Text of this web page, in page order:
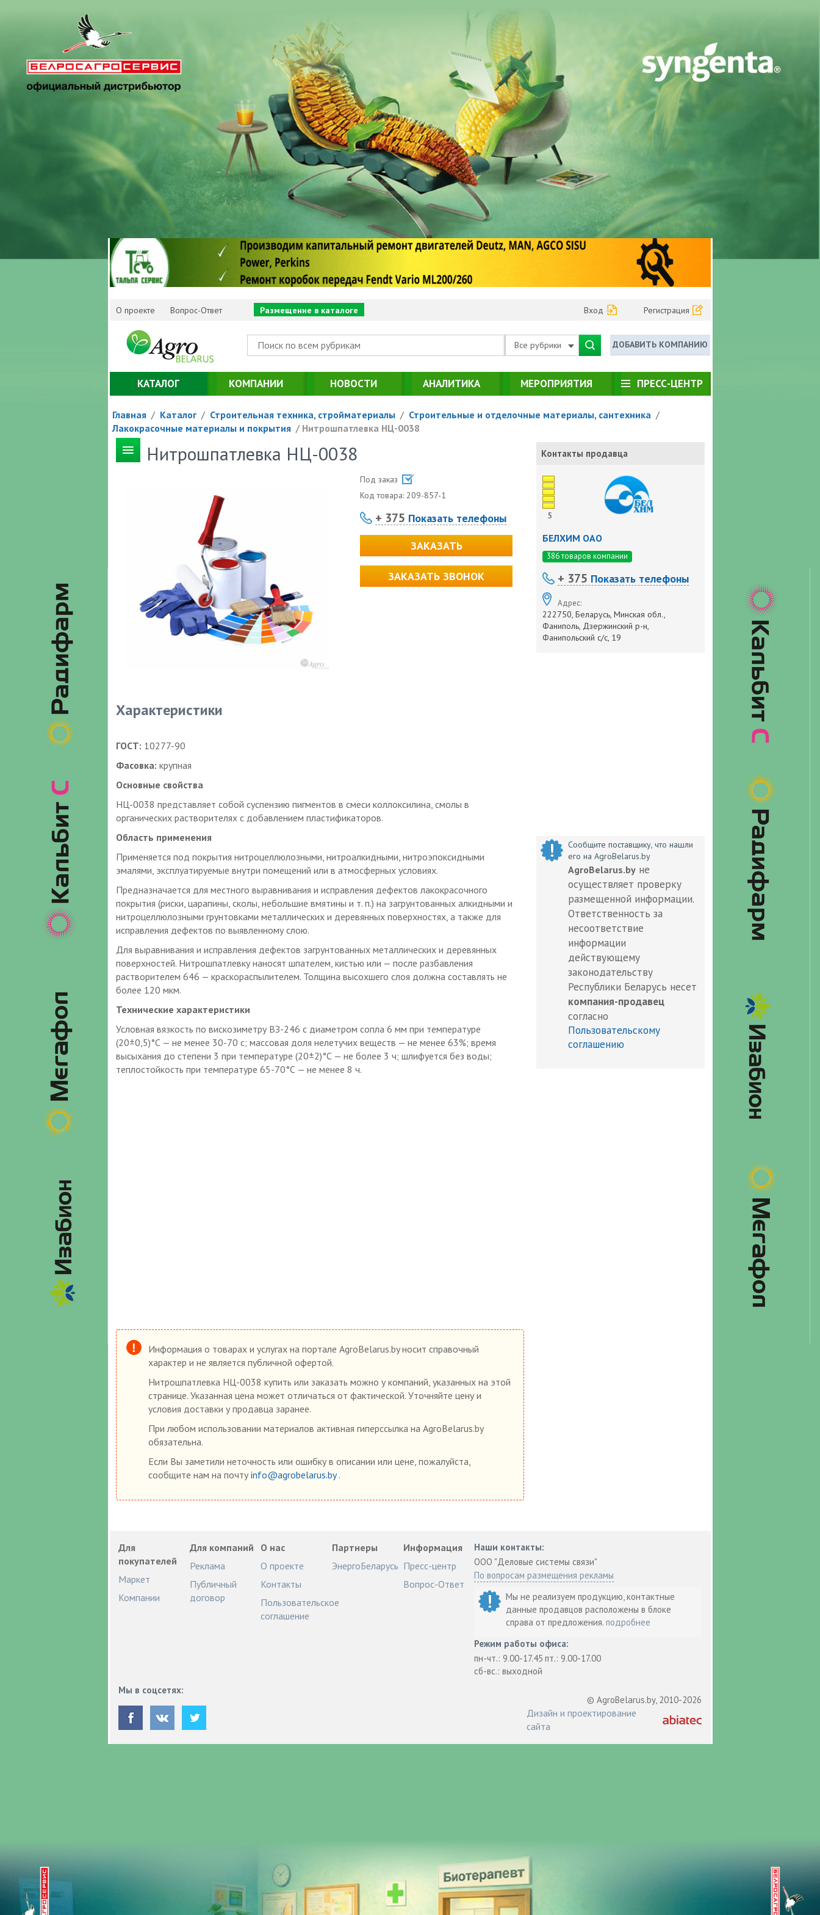
О проекте Вопрос-Ответ Размещение в каталоге Вход Регистрация
Все рубрики ДОБАВИТЬ КОМПАНИЮ
КАТАЛОГ КОМПАНИИ НОВОСТИ АНАЛИТИКА МЕРОПРИЯТИЯ ПРЕСС-ЦЕНТР
Главная / Каталог / Строительная техника, стройматериалы / Строительные и отделочные материалы, сантехника /
Лакокрасочные материалы и покрытия / Нитрошпатлевка НЦ-0038
Нитрошпатлевка НЦ-0038
Под заказ
Код товара:209-857-1
+ 375 Показать телефоны
ЗАКАЗАТЬ
ЗАКАЗАТЬ ЗВОНОК
Характеристики
ГОСТ: 10277-90
Фасовка: крупная
Основные свойства
НЦ-0038 представляет собой суспензию пигментов в смеси коллоксилина, смолы в
органических растворителях с добавлением пластификаторов.
Область применения
Применяется под покрытия нитроцеллюлозными, нитроалкидными, нитроэпоксидными
эмалями, эксплуатируемые внутри помещений или в атмосферных условиях.
Предназначается для местного выравнивания и исправления дефектов лакокрасочного
покрытия (риски, царапины, сколы, небольшие вмятины и т. п.) на загрунтованных алкидными и
нитроцеллюлозными грунтовками металлических и деревянных поверхностях, а также для
исправления дефектов по выявленному слою.
Для выравнивания и исправления дефектов загрунтованных металлических и деревянных
поверхностей. Нитрошпатлевку наносят шпателем, кистью или — после разбавления
растворителем 646 — краскораспылителем. Толщина высохшего слоя должна составлять не
более 120 мкм.
Технические характеристики
Условная вязкость по вискозиметру ВЗ-246 с диаметром сопла 6 мм при температуре
(20±0,5)°С — не менее 30-70 с; массовая доля нелетучих веществ — не менее 63%; время
высыхания до степени 3 при температуре (20±2)°С — не более 3 ч; шлифуется без воды;
теплостойкость при температуре 65-70°С — не менее 8 ч.
Контакты продавца
5
БЕЛХИМ ОАО
386 товаров компании
+ 375 Показать телефоны
Адрес:
222750, Беларусь, Минская обл.,
Фаниполь, Дзержинский р-н,
Фанипольский с/с, 19
Сообщите поставщику, что нашли
его на AgroBelarus.by
AgroBelarus.by не
осуществляет проверку
размещенной информации.
Ответственность за
несоответствие
информации
действующему
законодательству
Республики Беларусь несет
компания-продавец
согласно
Пользовательскому
соглашению
Информация о товарах и услугах на портале AgroBelarus.by носит справочный
характер и не является публичной офертой.
Нитрошпатлевка НЦ-0038 купить или заказать можно у компаний, указанных на этой
странице. Указанная цена может отличаться от фактической. Уточняйте цену и
условия доставки у продавца заранее.
При любом использовании материалов активная гиперссылка на AgroBelarus.by
обязательна.
Если Вы заметили неточность или ошибку в описании или цене, пожалуйста,
сообщите нам на почту info@agrobelarus.by.
Для
покупателей
Маркет
Компании
Для компаний
Реклама
Публичный
договор
О нас
О проекте
Контакты
Пользовательское
соглашение
Партнеры
ЭнергоБеларусь
Информация
Пресс-центр
Вопрос-Ответ
Наши контакты:
ООО "Деловые системы связи"
По вопросам размещения рекламы
Мы не реализуем продукцию, контактные
данные продавцов расположены в блоке
справа от предложения.подробнее
Режим работы офиса:
пн-чт.: 9.00-17.45 пт.: 9.00-17.00
сб-вс.: выходной
Мы в соцсетях:
© AgroBelarus.by, 2010-2026
Дизайн и проектирование
сайта